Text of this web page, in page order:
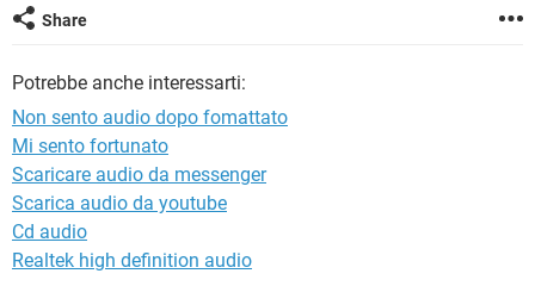
TIKTOK
INSTAGRAM
TIKTOK
HARDWARE
Share
Potrebbe anche interessarti:
Non sento audio dopo fomattato
Mi sento fortunato
Scaricare audio da messenger
Scarica audio da youtube
Cd audio
Realtek high definition audio